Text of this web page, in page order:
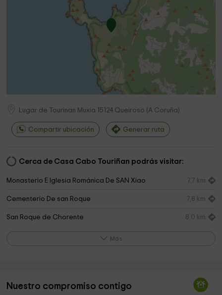
Lugar de Tourinan Muxia 15124 Queiroso (A Coruña)
Compartir ubicación Generar ruta
Cerca de Casa Cabo Touriñan podrás visitar:
Monasterio E Iglesia Románica De SAN Xiao 7,7 km
Cementerio De san Roque 7,8 km
San Roque de Chorente 8,0 km
Concello de Muxía 8,5 km
Más
Nuestro compromiso contigo